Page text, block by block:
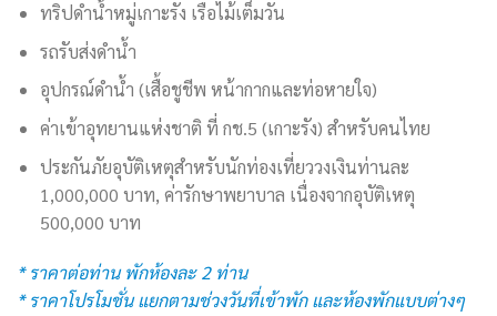
ทริปดำน้ำหมู่เกาะรัง เรือไม้เต็มวัน
รถรับส่งดำน้ำ
อุปกรณ์ดำน้ำ (เสื้อชูชีพ หน้ากากและท่อหายใจ)
ค่าเข้าอุทยานแห่งชาติ ที่ กช.5 (เกาะรัง) สำหรับคนไทย
ประกันภัยอุบัติเหตุสำหรับนักท่องเที่ยววงเงินท่านละ
1,000,000 บาท, ค่ารักษาพยาบาล เนื่องจากอุบัติเหตุ
500,000 บาท
* ราคาต่อท่าน พักห้องละ 2 ท่าน
* ราคาโปรโมชั่น แยกตามช่วงวันที่เข้าพัก และห้องพักแบบต่างๆ